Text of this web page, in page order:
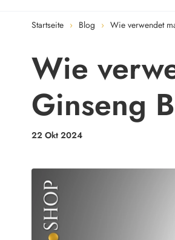
Startseite Blog Wie verwendet
Wie
Ginseng
22 Okt 2024